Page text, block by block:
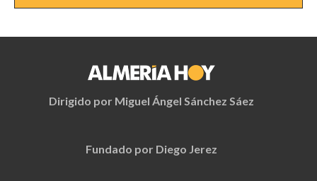
Dirigido por Miguel Ángel Sánchez Sáez
Fundado por Diego Jerez